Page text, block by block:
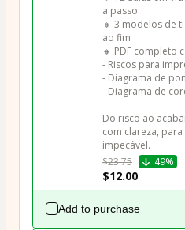
a passo
🔸 3 modelos de
ao fim
🔸 PDF completo
- Riscos para
- Diagrama de
- Diagrama de
Do risco ao
com clareza,
impecável.
$23.75
49%
$12.00
Add to purchase